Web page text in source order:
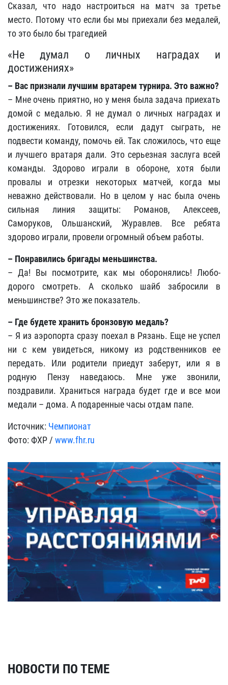
Сказал, что надо настроиться на матч за третье
место. Потому что если бы мы приехали без медалей,
то это было бы трагедией
«Не думал о личных наградах и
достижениях»
– Вас признали лучшим вратарем турнира. Это важно?
– Мне очень приятно, но у меня была задача приехать
домой с медалью. Я не думал о личных наградах и
достижениях. Готовился, если дадут сыграть, не
подвести команду, помочь ей. Так сложилось, что еще
и лучшего вратаря дали. Это серьезная заслуга всей
команды. Здорово играли в обороне, хотя были
провалы и отрезки некоторых матчей, когда мы
неважно действовали. Но в целом у нас была очень
сильная линия защиты: Романов, Алексеев,
Саморуков, Ольшанский, Журавлев. Все ребята
здорово играли, провели огромный объем работы.
– Понравились бригады меньшинства.
– Да! Вы посмотрите, как мы оборонялись! Любо-
дорого смотреть. А сколько шайб забросили в
меньшинстве? Это же показатель.
– Где будете хранить бронзовую медаль?
– Я из аэропорта сразу поехал в Рязань. Еще не успел
ни с кем увидеться, никому из родственников ее
передать. Или родители приедут заберут, или я в
родную Пензу наведаюсь. Мне уже звонили,
поздравили. Храниться награда будет где и все мои
медали – дома. А подаренные часы отдам папе.
Источник: Чемпионат
Фото: ФХР / www.fhr.ru
НОВОСТИ ПО ТЕМЕ